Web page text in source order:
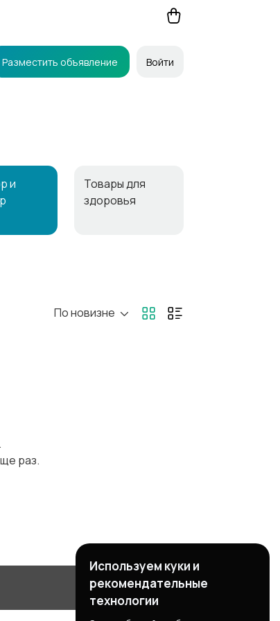
Разместить объявление Войти
и
Товары для
здоровья
По новизне
раз.
Используем куки и
рекомендательные
технологии